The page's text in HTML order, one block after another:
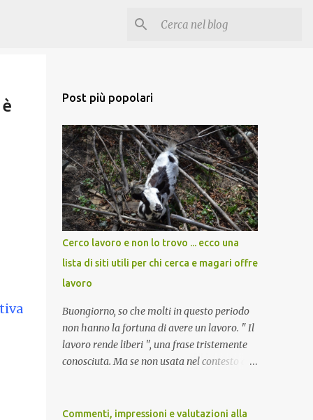
Post più popolari
Cerco lavoro e non lo trovo ... ecco una
lista di siti utili per chi cerca e magari offre
lavoro
Buongiorno, so che molti in questo periodo
non hanno la fortuna di avere un lavoro. " Il
lavoro rende liberi ", una frase tristemente
conosciuta. Ma se non usata nel contesto di
ricchezza propria, e la ricchezza propria
Commenti, impressioni e valutazioni alla